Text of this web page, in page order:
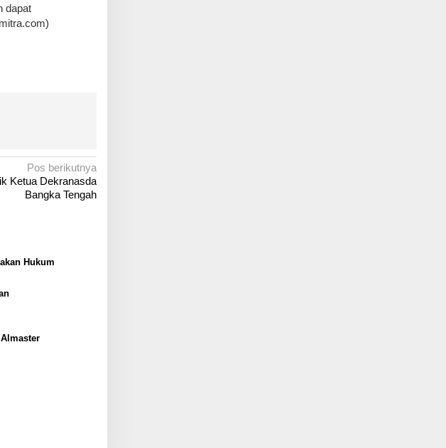
dapat
Pos berikutnya
Ketua Dekranasda
Bangka Tengah
Hukum